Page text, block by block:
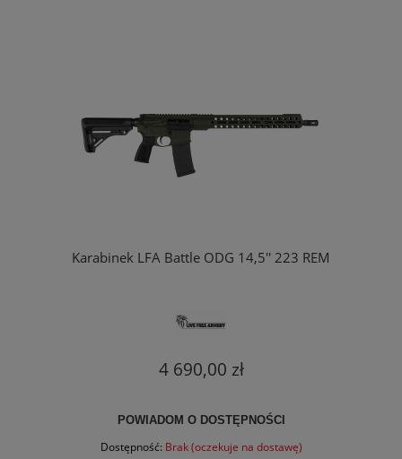
Karabinek LFA Battle ODG 14,5'' 223 REM
4 690,00 zł
POWIADOM O DOSTĘPNOŚCI
Dostępność: Brak (oczekuje na dostawę)